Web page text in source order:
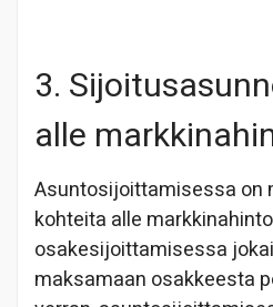
3.
alle
Asuntosijoittamisessa on
kohteita alle
osakesijoittamisessa
maksamaan osakkeesta